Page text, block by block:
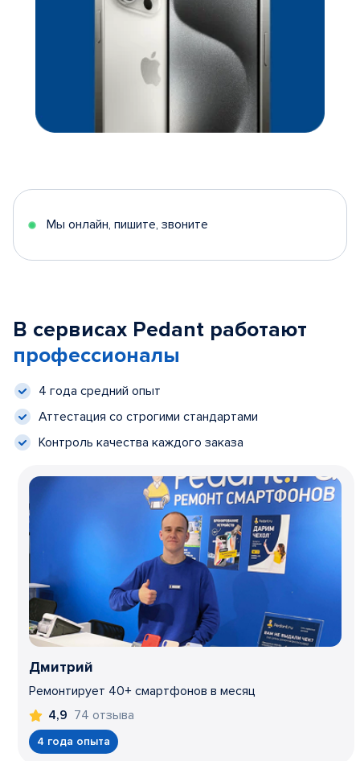
Мы онлайн, пишите, звоните
В сервисах Pedant работают
профессионалы
4 года средний опыт
Аттестация со строгими стандартами
Контроль качества каждого заказа
Дмитрий
Ремонтирует 40+ смартфонов в месяц
4,9 74 отзыва
4 года опыта